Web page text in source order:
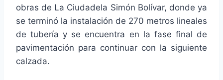
obras de La Ciudadela Simón Bolívar, donde ya
se terminó la instalación de 270 metros lineales
de tubería y se encuentra en la fase final de
pavimentación para continuar con la siguiente
calzada.